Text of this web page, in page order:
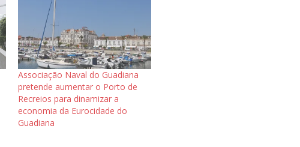
Associação Naval do Guadiana
pretende aumentar o Porto de
Recreios para dinamizar a
economia da Eurocidade do
Guadiana